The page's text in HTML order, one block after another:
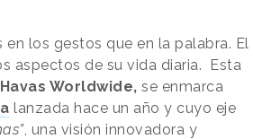
los gestos que en la palabra. El
aspectos de su vida diaria. Esta
Worldwide, se enmarca
lanzada hace un año y cuyo eje
, una visión innovadora y